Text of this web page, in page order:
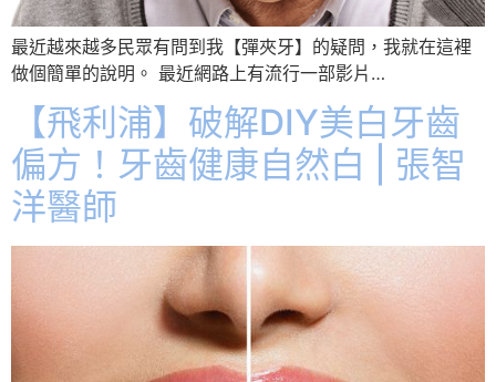
最近越來越多民眾有問到我【彈夾牙】的疑問，我就在這裡
做個簡單的說明。 最近網路上有流行一部影片…
【飛利浦】破解DIY美白牙齒
偏方！牙齒健康自然白 | 張智
洋醫師